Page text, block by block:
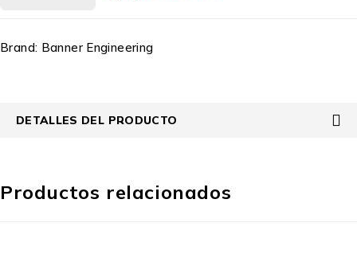
Brand: Banner Engineering
DETALLES DEL PRODUCTO
Productos relacionados